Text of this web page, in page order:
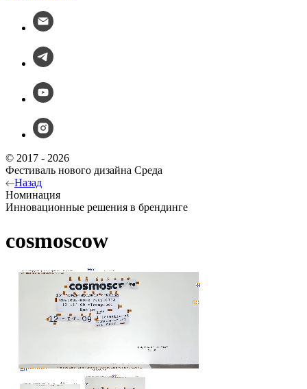
© 2017 - 2026
Фестиваль нового дизайна Среда
Назад
Номинация
Инновационные решения в брендинге
cosmoscow